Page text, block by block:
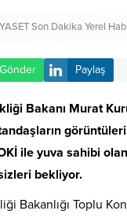
Son Dakika Yerel
Gönder Paylaş
Bakanı Murat
ile yuva sahibi
bekliyor.
Bakanlığı Toplu